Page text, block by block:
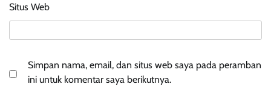
Situs Web
Simpan nama, email, dan situs web saya pada peramban
ini untuk komentar saya berikutnya.